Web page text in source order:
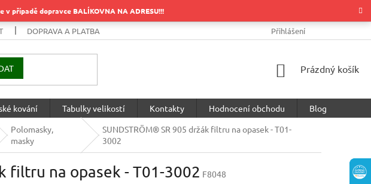
případě dopravce BALÍKOVNA NA ADRESU!!!
DOPRAVA A PLATBA PODMÍNKY OCHRANY OSOBNÍCH
Přihlášení
NÁKUPNÍ
Prázdný košík
kování Tabulky velikostí Kontakty Hodnocení obchodu Blog
Polomasky,
masky
SUNDSTRÖM® SR 905 držák filtru na opasek - T01-
3002
filtru na opasek - T01-3002 F8048